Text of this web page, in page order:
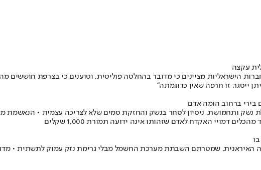
עקצה
הישראליות מציינים כי מדובר בהחלטה פוליטית, וטוענים כי בצרפת
ייסגר, זו חרפה שאין כדוגמתה״
בירי ברחוב הומה אדם
האקדח לאדם שזהותו אינה ידועה תמורת 1,000 שקלים
האיראנית, שמטרתם השבתת מערכת החשמל מבלי גרימת נזק עמוק לתשתית •